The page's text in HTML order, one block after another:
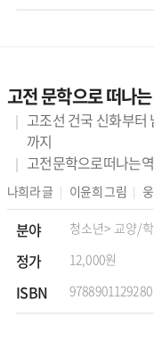
고전 문학으로 떠나
고조선 건국 신화부
까지
고전문학으로떠나는
나희라글 이윤희그림
분야 청소년> 교양/
정가 12,000원
ISBN 9788901129280